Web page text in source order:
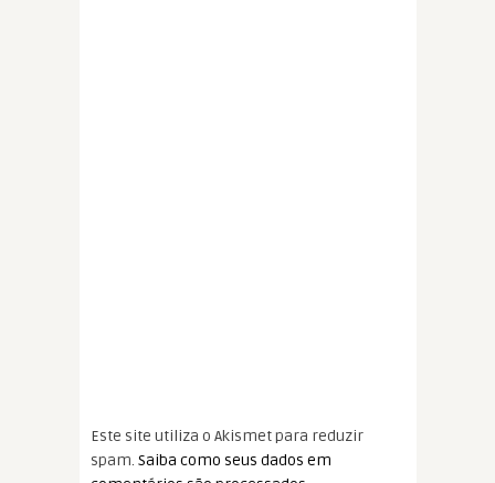
Este site utiliza o Akismet para reduzir
spam. Saiba como seus dados em